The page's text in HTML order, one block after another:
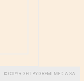
© COPYRIGHT BY GREMI MEDIA SA